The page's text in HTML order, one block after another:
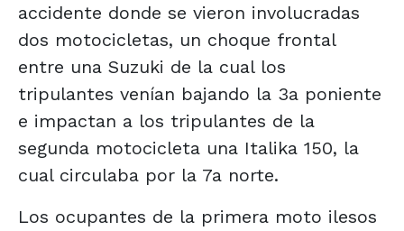
accidente donde se vieron involucradas
dos motocicletas, un choque frontal
entre una Suzuki de la cual los
tripulantes venían bajando la 3a poniente
e impactan a los tripulantes de la
segunda motocicleta una Italika 150, la
cual circulaba por la 7a norte.
Los ocupantes de la primera moto ilesos